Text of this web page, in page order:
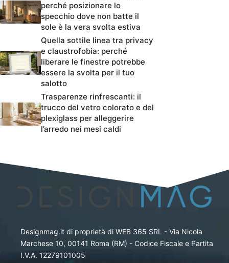
perché posizionare lo
specchio dove non batte il
sole è la vera svolta estiva
Quella sottile linea tra privacy
e claustrofobia: perché
liberare le finestre potrebbe
essere la svolta per il tuo
salotto
Trasparenze rinfrescanti: il
trucco del vetro colorato e del
plexiglass per alleggerire
l’arredo nei mesi caldi
Designmag.it di proprietà di WEB 365 SRL - Via Nicola
Marchese 10, 00141 Roma (RM) - Codice Fiscale e Partita
I.V.A. 12279101005